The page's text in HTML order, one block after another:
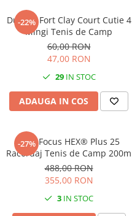
Babolat
Fete
Baieti
Adidas
Babolat
Nike
Adidas
BIDI BADU
Accesorii Imbracaminte
Sepci
Bandane
Pros Pro
Under Armour
-22%
Dunlop Fort Clay Court Cutie 4
Mingi Tenis de Camp
60,00 RON
47,00 RON
29IN STOC
ADAUGA IN COS
-27%
MSV Focus HEX® Plus 25
Racordaj Tenis de Camp 200m
488,00 RON
355,00 RON
3 IN STOC